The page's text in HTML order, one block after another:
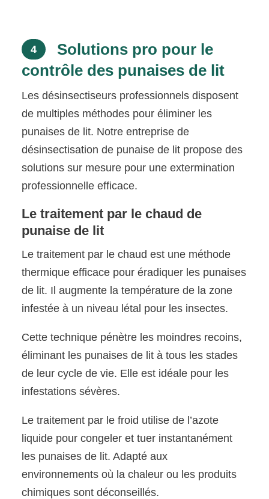
4
Solutions pro pour le
contrôle des punaises de lit
Les désinsectiseurs professionnels disposent
de multiples méthodes pour éliminer les
punaises de lit. Notre entreprise de
désinsectisation de punaise de lit propose des
solutions sur mesure pour une extermination
professionnelle efficace.
Le traitement par le chaud de
punaise de lit
Le traitement par le chaud est une méthode
thermique efficace pour éradiquer les punaises
de lit. Il augmente la température de la zone
infestée à un niveau létal pour les insectes.
Cette technique pénètre les moindres recoins,
éliminant les punaises de lit à tous les stades
de leur cycle de vie. Elle est idéale pour les
infestations sévères.
Le traitement par le froid utilise de l’azote
liquide pour congeler et tuer instantanément
les punaises de lit. Adapté aux
environnements où la chaleur ou les produits
chimiques sont déconseillés.